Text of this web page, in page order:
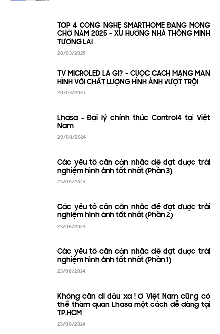
TOP 4 CÔNG NGHỆ SMARTHOME ĐÁNG MONG
CHỜ NĂM 2025 - XU HƯỚNG NHÀ THÔNG MINH
TƯƠNG LAI
20/03/2025
TV MICROLED LÀ GÌ? - CUỘC CÁCH MẠNG MÀN
HÌNH VỚI CHẤT LƯỢNG HÌNH ẢNH VƯỢT TRỘI
20/03/2025
Lhasa - Đại lý chính thức Control4 tại Việt
Nam
29/08/2024
Các yếu tố cần cân nhắc để đạt được trải
nghiệm hình ảnh tốt nhất (Phần 3)
23/08/2024
Các yếu tố cần cân nhắc để đạt được trải
nghiệm hình ảnh tốt nhất (Phần 2)
23/08/2024
Các yếu tố cần cân nhắc để đạt được trải
nghiệm hình ảnh tốt nhất (Phần 1)
23/08/2024
Không cần đi đâu xa ! Ở Việt Nam cũng có
thể thăm quan Lhasa một cách dễ dàng tại
TP.HCM
23/08/2024